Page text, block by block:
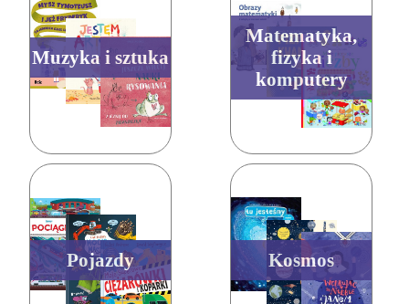
Muzyka i sztuka
Matematyka,
fizyka i
komputery
Pojazdy Kosmos